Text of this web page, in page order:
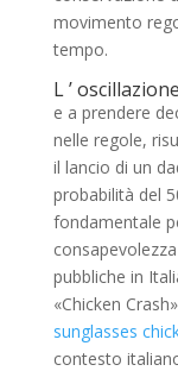
movimento
tempo.
L ’
e a prendere
nelle regole,
il lancio di un
probabilità del
fondamentale
pubbliche in
«Chicken
sunglasses
contesto